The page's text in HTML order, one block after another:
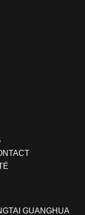
GUANGHUA